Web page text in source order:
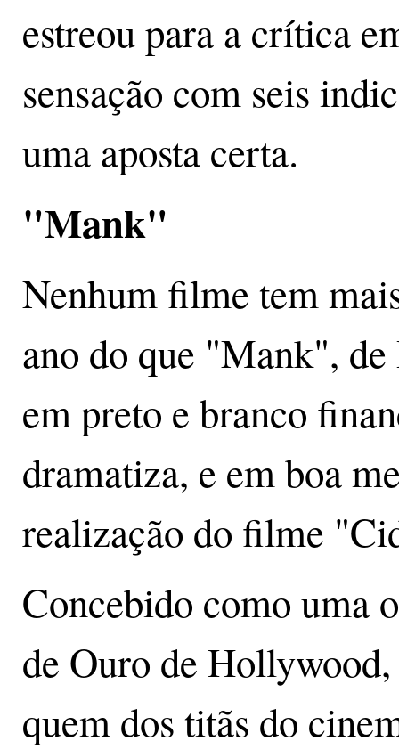
estreou para a crítica
sensação com seis
uma aposta certa.
"Mank"
Nenhum filme tem
ano do que "Mank",
em preto e branco
dramatiza, e em boa
realização do filme
Concebido como uma
de Ouro de
quem dos titãs do